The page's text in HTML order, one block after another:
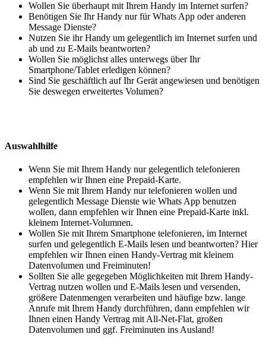
Wollen Sie überhaupt mit Ihrem Handy im Internet surfen?
Benötigen Sie Ihr Handy nur für Whats App oder anderen
Message Dienste?
Nutzen Sie ihr Handy um gelegentlich im Internet surfen und
ab und zu E-Mails beantworten?
Wollen Sie möglichst alles unterwegs über Ihr
Smartphone/Tablet erledigen können?
Sind Sie geschäftlich auf Ihr Gerät angewiesen und benötigen
Sie deswegen erweitertes Volumen?
Auswahlhilfe
Wenn Sie mit Ihrem Handy nur gelegentlich telefonieren
empfehlen wir Ihnen eine Prepaid-Karte.
Wenn Sie mit Ihrem Handy nur telefonieren wollen und
gelegentlich Message Dienste wie Whats App benutzen
wollen, dann empfehlen wir Ihnen eine Prepaid-Karte inkl.
kleinem Internet-Volumnen.
Wollen Sie mit Ihrem Smartphone telefonieren, im Internet
surfen und gelegentlich E-Mails lesen und beantworten? Hier
empfehlen wir Ihnen einen Handy-Vertrag mit kleinem
Datenvolumen und Freiminuten!
Sollten Sie alle gegegeben Möglichkeiten mit Ihrem Handy-
Vertrag nutzen wollen und E-Mails lesen und versenden,
größere Datenmengen verarbeiten und häufige bzw. lange
Anrufe mit Ihrem Handy durchführen, dann empfehlen wir
Ihnen einen Handy Vertrag mit All-Net-Flat, großen
Datenvolumen und ggf. Freiminuten ins Ausland!